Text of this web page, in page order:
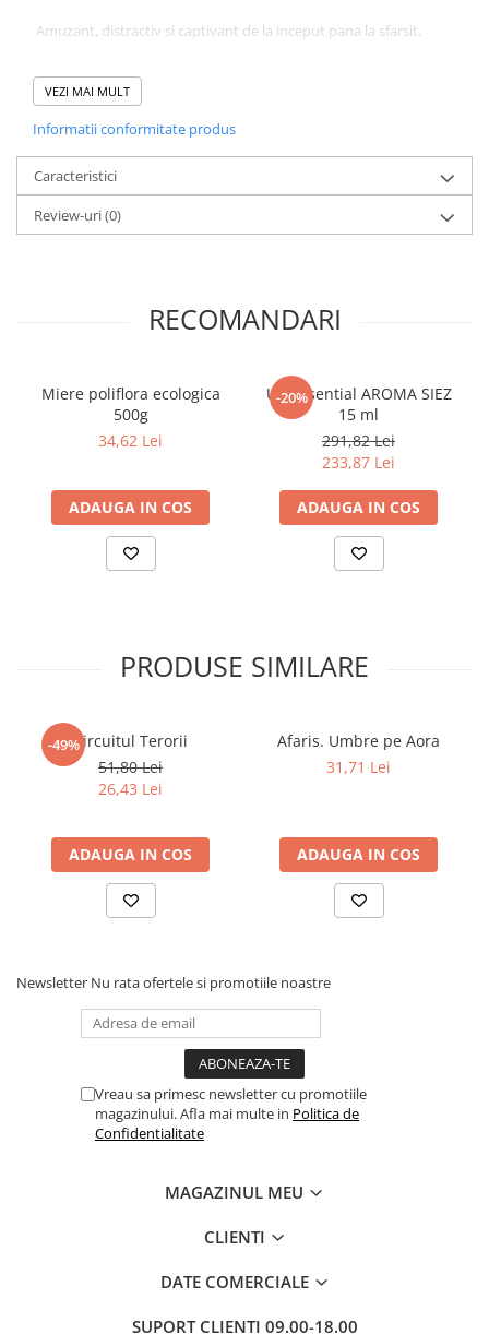
Amuzant, distractiv si captivant de la inceput pana la sfarsit.
Helen FitzGerald a crescut in Victoria, Australia, iar acum
locuieste in Glasgow, cu sotul si cu cei doi copii. A lucrat peste
thrillere pentru adulti si tineri, inclusiv bestsellerurile Dead Lovely,
My Last Confession, The Devil's Staircase, Bloody Women, The
Donor si The Cry.
VEZI MAI MULT
Informatii conformitate produs
Caracteristici
Review-uri(0)
RECOMANDARI
Miere poliflora ecologica
500g
34,62 Lei
ADAUGA IN COS
-20%
Ulei Esential AROMA SIEZ
15 ml
291,82 Lei
233,87 Lei
ADAUGA IN COS
PRODUSE SIMILARE
-49%Circuitul Terorii
51,80 Lei
26,43 Lei
ADAUGA IN COS
Afaris. Umbre pe Aora
31,71 Lei
ADAUGA IN COS
Newsletter Nu rata ofertele si promotiile noastre
Vreau sa primesc newsletter cu promotiile
magazinului. Afla mai multe in Politica de
Confidentialitate
MAGAZINUL MEU
CLIENTI
DATE COMERCIALE
SUPORT CLIENTI 09.00-18.00